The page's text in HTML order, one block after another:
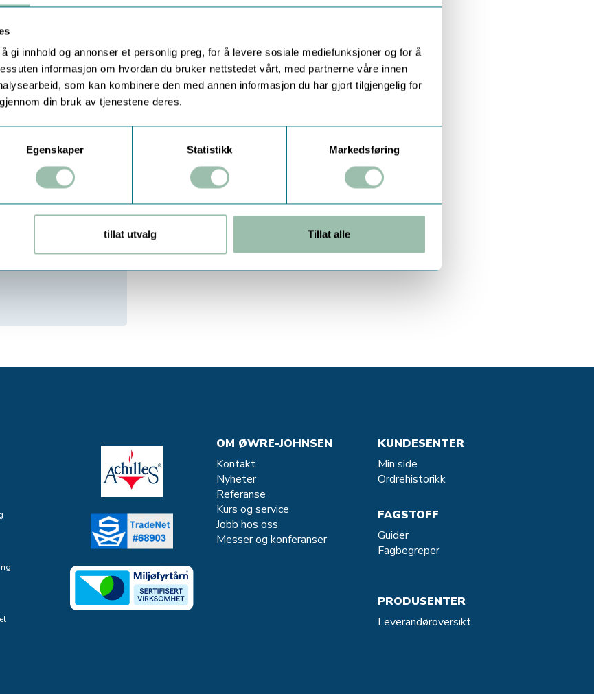
gi innhold og annonser et personlig preg, for å levere sosiale mediefunksjoner og for å
informasjon om hvordan du bruker nettstedet vårt, med partnerne våre innen
som kan kombinere den med annen informasjon du har gjort tilgjengelig for
din bruk av tjenestene deres.
Egenskaper Statistikk Markedsføring
tillat utvalg Tillat alle
og o-ringer
OM ØWRE-JOHNSEN
Kontakt
Nyheter
Referanse
Kurs og service
Jobb hos oss
Messer og konferanser
KUNDESENTER
Min side
Ordrehistorikk
FAGSTOFF
Guider
Fagbegreper
PRODUSENTER
Leverandøroversikt